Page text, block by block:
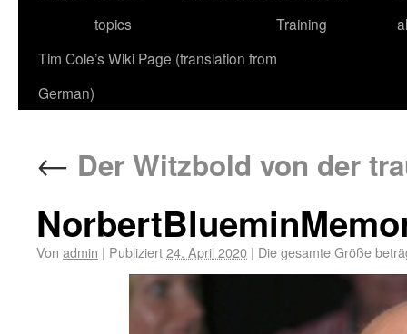
topics
Training
Tim Cole’s Wiki Page (translation from
German)
← Der Witzbold von der
Von admin | Publiziert24. April 2020 | Die gesamte Größe